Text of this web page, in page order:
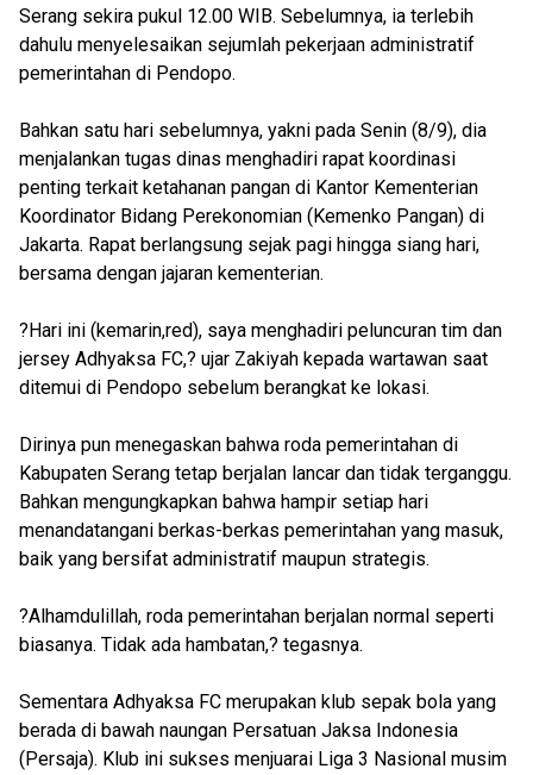
Serang sekira pukul 12.00 WIB. Sebelumnya, ia terlebih
dahulu menyelesaikan sejumlah pekerjaan administratif
pemerintahan di Pendopo.
Bahkan satu hari sebelumnya, yakni pada Senin (8/9), dia
menjalankan tugas dinas menghadiri rapat koordinasi
penting terkait ketahanan pangan di Kantor Kementerian
Koordinator Bidang Perekonomian (Kemenko Pangan) di
Jakarta. Rapat berlangsung sejak pagi hingga siang hari,
bersama dengan jajaran kementerian.
?Hari ini (kemarin,red), saya menghadiri peluncuran tim dan
jersey Adhyaksa FC,? ujar Zakiyah kepada wartawan saat
ditemui di Pendopo sebelum berangkat ke lokasi.
Dirinya pun menegaskan bahwa roda pemerintahan di
Kabupaten Serang tetap berjalan lancar dan tidak terganggu.
Bahkan mengungkapkan bahwa hampir setiap hari
menandatangani berkas-berkas pemerintahan yang masuk,
baik yang bersifat administratif maupun strategis.
?Alhamdulillah, roda pemerintahan berjalan normal seperti
biasanya. Tidak ada hambatan,? tegasnya.
Sementara Adhyaksa FC merupakan klub sepak bola yang
berada di bawah naungan Persatuan Jaksa Indonesia
(Persaja). Klub ini sukses menjuarai Liga 3 Nasional musim